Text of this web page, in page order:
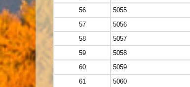
56
5055
57
5056
58
5057
59
5058
60
5059
61
5060